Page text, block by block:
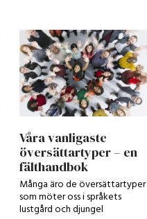
Våra vanligaste
översättartyper – en
fälthandbok
Många äro de översättartyper
som möter oss i språkets
lustgård och djungel